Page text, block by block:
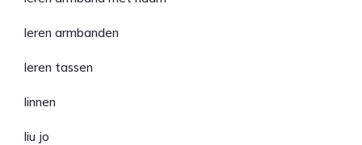
leren armbanden
leren tassen
linnen
liu jo